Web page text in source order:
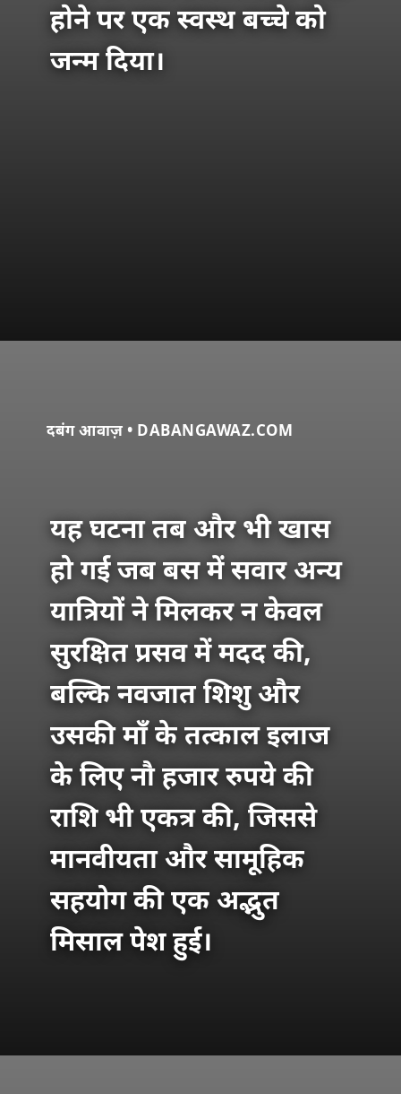
होने पर एक स्वस्थ बच्चे को
जन्म दिया।
दबंग आवाज़ • DABANGAWAZ.COM
यह घटना तब और भी खास
हो गई जब बस में सवार अन्य
यात्रियों ने मिलकर न केवल
सुरक्षित प्रसव में मदद की,
बल्कि नवजात शिशु और
उसकी माँ के तत्काल इलाज
के लिए नौ हजार रुपये की
राशि भी एकत्र की, जिससे
मानवीयता और सामूहिक
सहयोग की एक अद्भुत
मिसाल पेश हुई।